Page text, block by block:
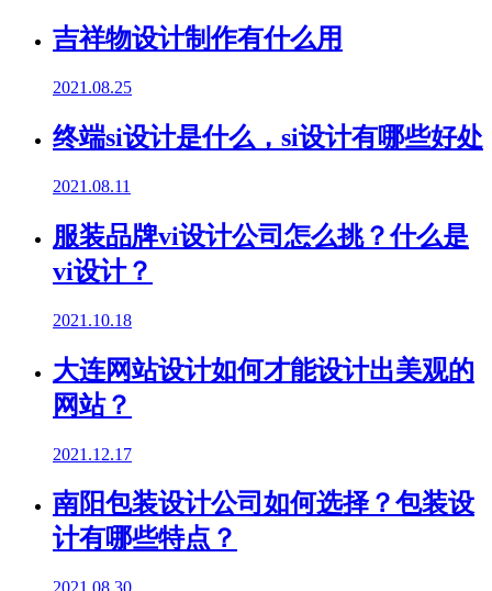
吉祥物设计制作有什么用
2021.08.25
终端si设计是什么，si设计有哪些好处
2021.08.11
服装品牌vi设计公司怎么挑？什么是
vi设计？
2021.10.18
大连网站设计如何才能设计出美观的
网站？
2021.12.17
南阳包装设计公司如何选择？包装设
计有哪些特点？